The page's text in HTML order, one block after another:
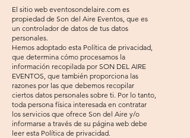
El sitio web eventosondelaire.com es
propiedad de Son del Aire Eventos, que es
un controlador de datos de tus datos
personales.
Hemos adoptado esta Política de privacidad,
que determina cómo procesamos la
información recopilada por SON DEL AIRE
EVENTOS, que también proporciona las
razones por las que debemos recopilar
ciertos datos personales sobre ti. Por lo tanto,
toda persona física interesada en contratar
los servicios que ofrece Son del Aire y/o
informarse a través de su página web debe
leer esta Política de privacidad.